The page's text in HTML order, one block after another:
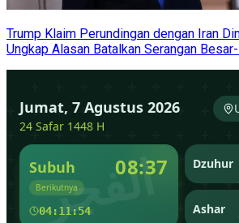
Trump Klaim Perundingan dengan Iran
Ungkap Alasan Batalkan Serangan